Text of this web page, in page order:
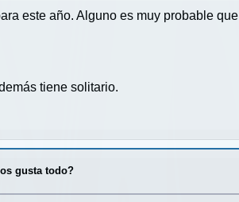
este año. Alguno es muy probable que
tiene solitario.
gusta todo?